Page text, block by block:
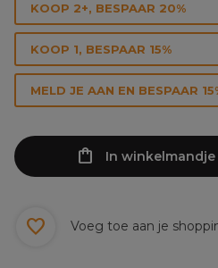
KOOP 2+, BESPAAR 20%
KOOP 1, BESPAAR 15%
MELD JE AAN EN BESPAAR
In winkelmandje
Voeg toe aan je